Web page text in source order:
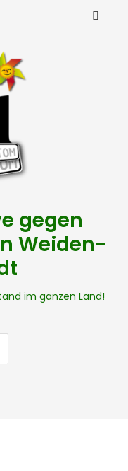
gegen
Weiden-
im ganzen Land!